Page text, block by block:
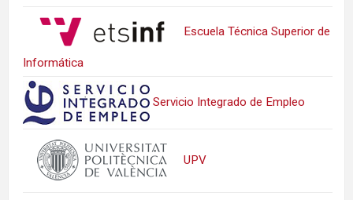
Escuela Técnica Superior de
Informática
Servicio Integrado de Empleo
UPV